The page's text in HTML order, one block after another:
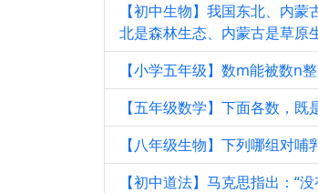
【初中生物】我国东北、内
北是森林生态、内蒙古是草原
【小学五年级】数m能被数n
【五年级数学】下面各数，既
【八年级生物】下列哪组对
【初中道法】马克思指出：“